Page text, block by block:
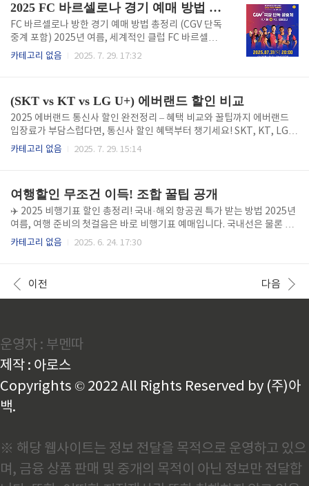
실 공식 굿즈 다운받기 갤럭시워치용 워치페이스: 6종
(Wear OS 전용)애플워치용 배경화면: 5종스마트폰 배
경화면: 3종 구글에서 굿즈 다운받기 → 대통령 휘장,
서명, 자필 메시지 포함 설치 방법 요약기기 종류적용
방법갤럭시워치Wear OS → 워치페이스 앱 설치 후 이
설정 메..
2025 FC 바르셀로나 경기 예매 방법 – 선예매 vs 일반예매 무엇이 유리할까?
FC 바르셀로나 방한 경기 예매 방법 총정리 (CGV 단독
중계 포함) 2025년 여름, 세계적인 클럽 FC 바르셀로
나가 15년 만에 한국을 찾습니다.이번 포스트에서는 예
매: 경기 당일 잔여석에 한해 15:00부터 🎬 CGV 중계 정
보 상영 일시: 2025년 7월 31일(목) 20:00상영관: CGV
용산, 왕십리, 영등포관람가: 22,000원 CGV 관람예매
바로가기 📺 중계 플랫폼 바로셀로나 홈페이지바로가
기 TV 중계: TV조선 단독 생중계OTT 중계: 디즈니+
카테고리 없음 2025. 7. 29. 17:32
(SKT vs KT vs LG U+) 에버랜드 할인 비교
2025 에버랜드 통신사 할인 완전정리 – 혜택 비교와 꿀팁까지 에버랜드
입장료가 부담스럽다면, 통신사 할인 혜택부터 챙기세요! SKT, KT, LG U
+ 각 통신사의 할인 방식은 조금씩 다릅니다. 이 글에서는 실제 방문 전에
결코 저렴하지 않습니다. 하지만 통신사 멤버십을 활용하면, 30~50% 할
인도 가능합니다. 가장 큰 장점은 ‘별도 카드 발급 없이’ 기존 통신사 앱으
로 쿠폰을 다운받거나 현장에서 바코드를 제시하기만 하면 된다는 점입니
다. 단, 각 통신사마다 할인 적용 방식이 ..
카테고리 없음 2025. 7. 29. 15:14
여행할인 무조건 이득! 조합 꿀팁 공개
✈️ 2025 비행기표 할인 총정리! 국내·해외 항공권 특가 받는 방법 2025년
여름, 여행 준비의 첫걸음은 바로 비행기표 예매입니다. 국내선은 물론 일
본, 동남아, 유럽까지 항공권 가격이 급등하기 전에 특가 타이밍을 노려야
금 타이밍 출국일 기준 6~8주 전이 가장 저렴화·수요일 오전 시간대 검색
권장금요일 저녁, 일요일 저녁은 가격 상승 가능성 ↑ 2. 항공권 비교 사이
카테고리 없음 2025. 6. 24. 17:30
이전 다음
운영자 : 부멘따
제작 : 아로스
Copyrights © 2022 All Rights Reserved by (주)아
백.
※ 해당 웹사이트는 정보 전달을 목적으로 운영하고 있으
며, 금융 상품 판매 및 중개의 목적이 아닌 정보만 전달합